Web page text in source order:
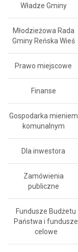
Władze Gminy
Młodzieżowa Rada
Gminy Reńska Wieś
Prawo miejscowe
Finanse
Gospodarka mieniem
komunalnym
Dla inwestora
Zamówienia
publiczne
Fundusze Budżetu
Państwa i fundusze
celowe